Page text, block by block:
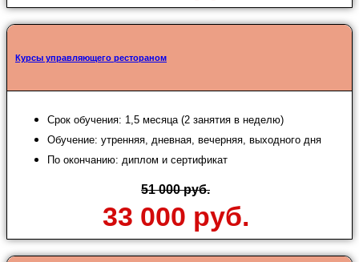
Курсы управляющего рестораном
Срок обучения: 1,5 месяца (2 занятия в неделю)
Обучение: утренняя, дневная, вечерняя, выходного дня
По окончанию: диплом и сертификат
51 000 руб.
33 000 руб.